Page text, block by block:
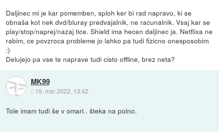
Daljinec mi je kar pomemben, sploh ker bi rad napravo, ki se
obnaša kot nek dvd/bluray predvajalnik, ne racunalnik. Vsaj kar se
play/stop/naprej/nazaj tice. Shield ima hecen daljinec ja. Netflixa ne
rabim, ce povzroca probleme jo lahko pa tudi fizicno onesposobim
:)
Delujejo pa vse te naprave tudi cisto offline, brez neta?
MK99
:: 19. mar 2022, 13:42
Tole imam tudi še v omari.. šteka na polno.